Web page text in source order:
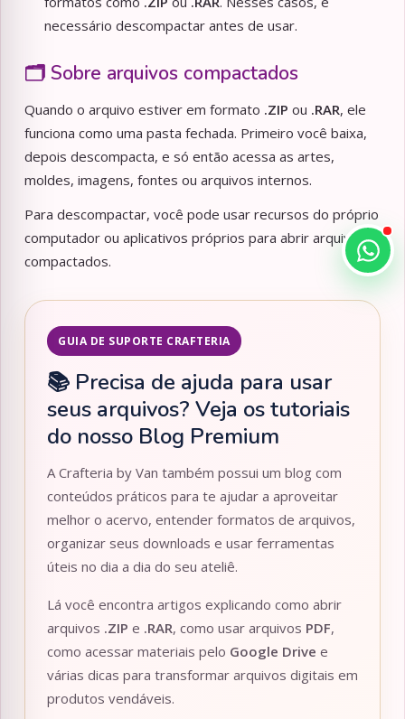
necessário descompactar antes de usar.
🗂️ Sobre arquivos compactados
Quando o arquivo estiver em formato .ZIP ou .RAR, ele
funciona como uma pasta fechada. Primeiro você baixa,
depois descompacta, e só então acessa as artes,
moldes, imagens, fontes ou arquivos internos.
Para descompactar, você pode usar recursos do próprio
computador ou aplicativos próprios para abrir arquivos
compactados.
GUIA DE SUPORTE CRAFTERIA
📚 Precisa de ajuda para usar
seus arquivos? Veja os tutoriais
do nosso Blog Premium
A Crafteria by Van também possui um blog com
conteúdos práticos para te ajudar a aproveitar
melhor o acervo, entender formatos de arquivos,
organizar seus downloads e usar ferramentas
úteis no dia a dia do seu ateliê.
Lá você encontra artigos explicando como abrir
arquivos .ZIP e .RAR, como usar arquivos PDF,
como acessar materiais pelo Google Drive e
várias dicas para transformar arquivos digitais em
produtos vendáveis.